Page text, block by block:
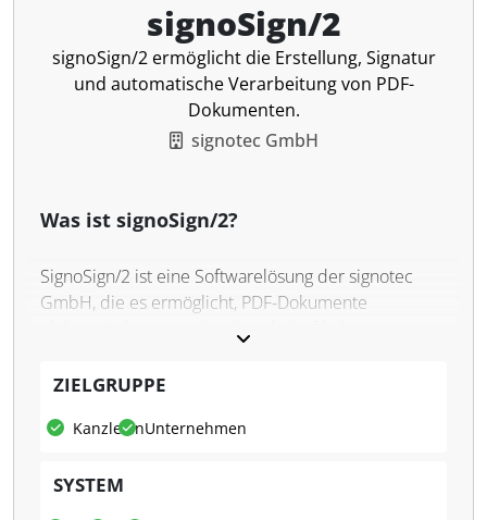
signoSign/2
signoSign/2 ermöglicht die Erstellung, Signatur
und automatische Verarbeitung von PDF-
Dokumenten.
signotec GmbH
Was ist signoSign/2?
SignoSign/2 ist eine Softwarelösung der signotec
GmbH, die es ermöglicht, PDF-Dokumente
weiterzuverarbeiten. Die Software unterstützt
sowie Android und iOS Mobilgeräte, wodurch eine
wird. Die Lösung ist konform mit ISO-Standard und
ZIELGRUPPE
KanzleienUnternehmen
SYSTEM